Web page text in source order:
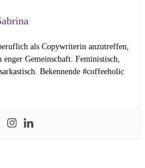
als Copywriterin anzutreffen,
Gemeinschaft. Feministisch,
Bekennende #coffeeholic